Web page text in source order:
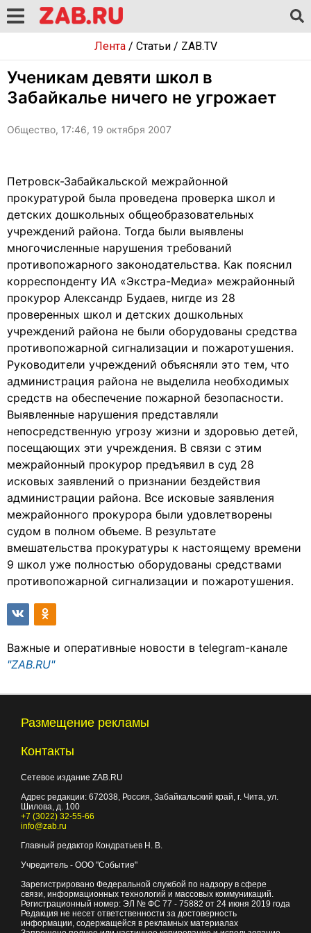
Лента/ Статьи/ ZAB.TV
Ученикам девяти школ в
Забайкалье ничего не угрожает
Общество, 17:46, 19 октября 2007
Петровск-Забайкальской межрайонной
прокуратурой была проведена проверка школ и
детских дошкольных общеобразовательных
учреждений района. Тогда были выявлены
многочисленные нарушения требований
противопожарного законодательства. Как пояснил
корреспонденту ИА «Экстра-Медиа» межрайонный
прокурор Александр Будаев, нигде из 28
проверенных школ и детских дошкольных
учреждений района не были оборудованы средства
противопожарной сигнализации и пожаротушения.
Руководители учреждений объясняли это тем, что
администрация района не выделила необходимых
средств на обеспечение пожарной безопасности.
Выявленные нарушения представляли
непосредственную угрозу жизни и здоровью детей,
посещающих эти учреждения. В связи с этим
межрайонный прокурор предъявил в суд 28
исковых заявлений о признании бездействия
администрации района. Все исковые заявления
межрайонного прокурора были удовлетворены
судом в полном объеме. В результате
вмешательства прокуратуры к настоящему времени
9 школ уже полностью оборудованы средствами
противопожарной сигнализации и пожаротушения.
Важные и оперативные новости в telegram-канале
"ZAB.RU"
Размещение рекламы
Контакты
Сетевое издание ZAB.RU
Адрес редакции: 672038, Россия, Забайкальский край, г. Чита, ул.
Шилова, д. 100
+7 (3022) 32-55-66
info@zab.ru
Главный редактор Кондратьев Н. В.
Учредитель - ООО "Событие"
Зарегистрировано Федеральной службой по надзору в сфере
связи, информационных технологий и массовых коммуникаций.
Регистрационный номер: ЭЛ № ФС 77 - 75882 от 24 июня 2019 года
Редакция не несет ответственности за достоверность
информации, содержащейся в рекламных материалах